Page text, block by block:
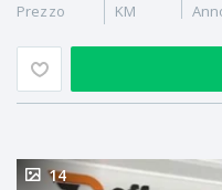
Prezzo
KM
14